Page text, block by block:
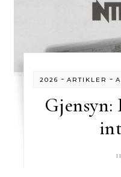
2026 -ARTIKLER -
Gjensyn: